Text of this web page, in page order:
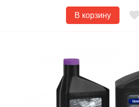
В корзину